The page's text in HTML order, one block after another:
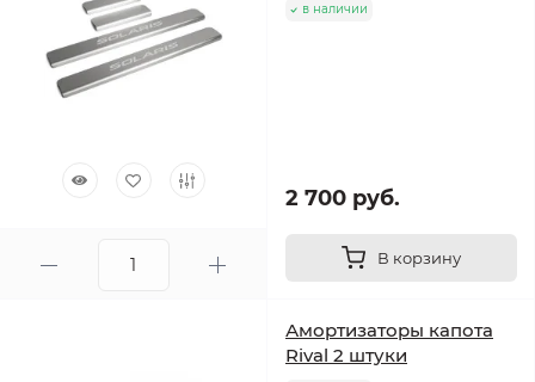
в наличии
2 700 руб.
В корзину
Амортизаторы капота
Rival 2 штуки